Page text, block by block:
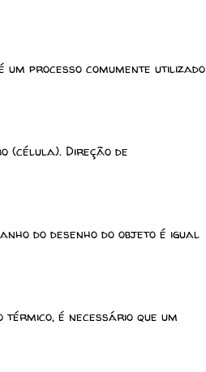
processo comumente utilizado
(célula). Direção de
do desenho do objeto é igual
é necessário que um